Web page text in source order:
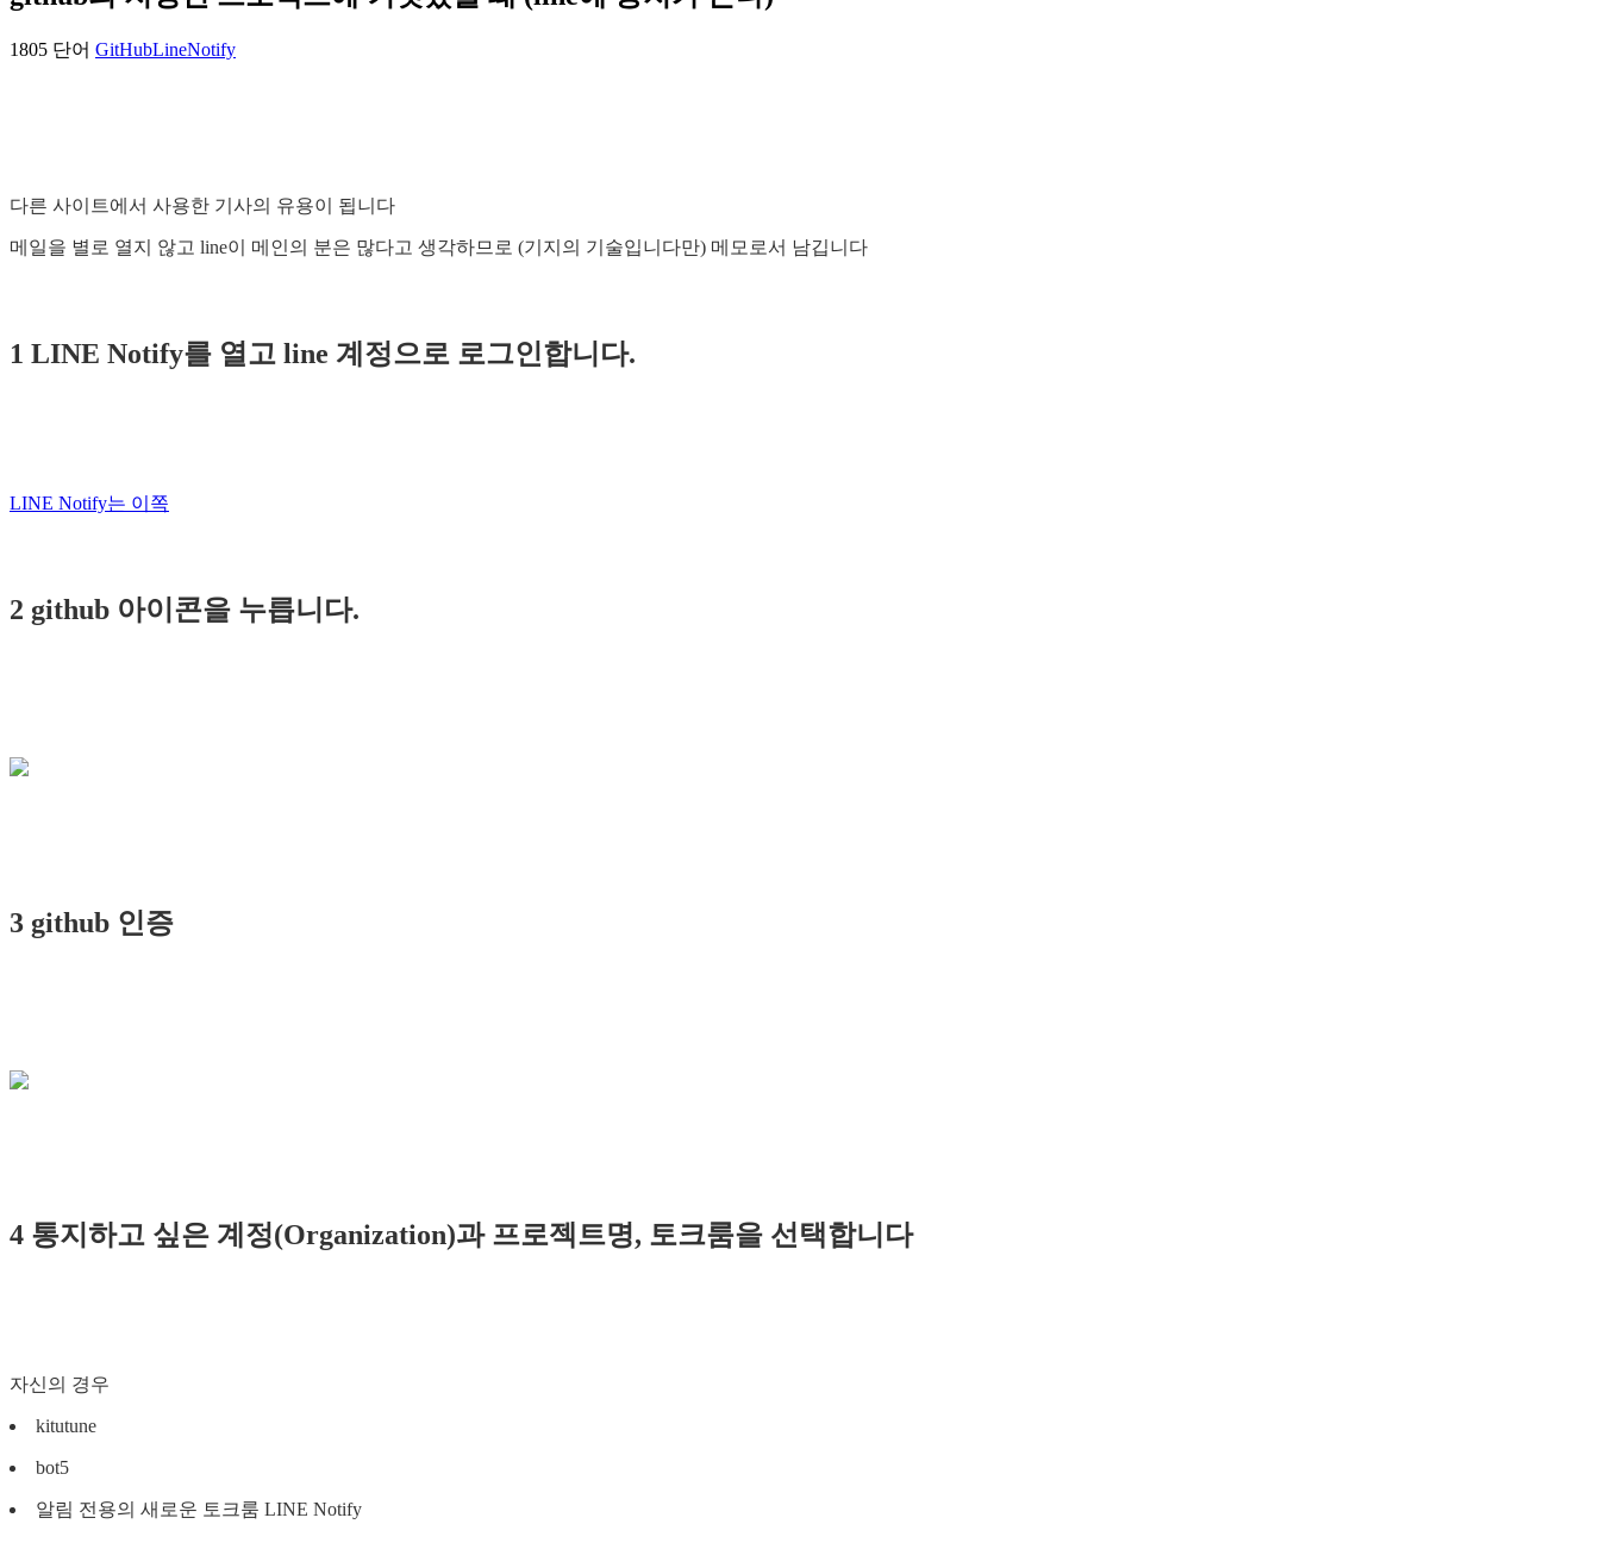
1805 단어 GitHubLineNotify
다른 사이트에서 사용한 기사의 유용이 됩니다
메일을 별로 열지 않고 line이 메인의 분은 많다고 생각하므로 (기지의 기술입니다만) 메모로서 남깁니다
1 LINE Notify를 열고 line 계정으로 로그인합니다.
LINE Notify는 이쪽
2 github 아이콘을 누릅니다.
3 github 인증
4 통지하고 싶은 계정(Organization)과 프로젝트명, 토크룸을 선택합니다
자신의 경우
kitutune
bot5
알림 전용의 새로운 토크룸 LINE Notify